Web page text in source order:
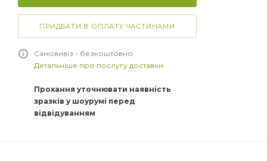
+10%
+15%
ПРИДБАТИ В ОПЛАТУ ЧАСТИНАМИ
Самовивіз - безкоштовно
Детальніше про послугу доставки
Прохання уточнювати наявність
зразків у шоурумі перед
відвідуванням